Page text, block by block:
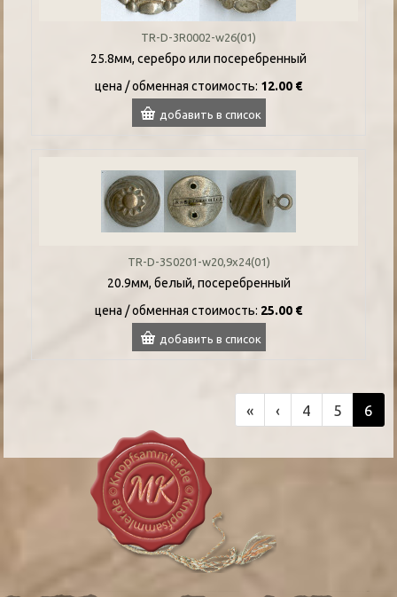
TR-D-3R0002-w26(01)
25.8мм, серебро или посеребренный
цена / oбменная стоимость: 12.00 €
добавить в список
TR-D-3S0201-w20,9x24(01)
20.9мм, белый, посеребренный
цена / oбменная стоимость: 25.00 €
добавить в список
« ‹ 4 5 6